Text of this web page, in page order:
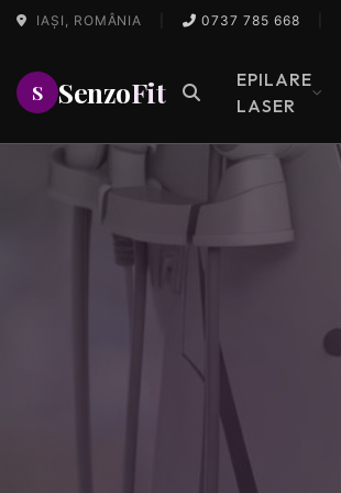
IAȘI, ROMÂNIA 0737 785 668
S SenzoFit
EPILARE
LASER